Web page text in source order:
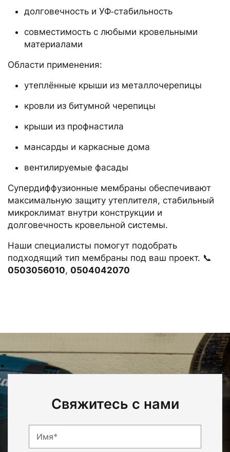
долговечность и УФ‑стабильность
совместимость с любыми кровельными
материалами
Области применения:
утеплённые крыши из металлочерепицы
кровли из битумной черепицы
крыши из профнастила
мансарды и каркасные дома
вентилируемые фасады
Супердиффузионные мембраны обеспечивают
максимальную защиту утеплителя, стабильный
микроклимат внутри конструкции и
долговечность кровельной системы.
Наши специалисты помогут подобрать
подходящий тип мембраны под ваш проект. 📞
0503056010, 0504042070
Свяжитесь с нами
Имя*